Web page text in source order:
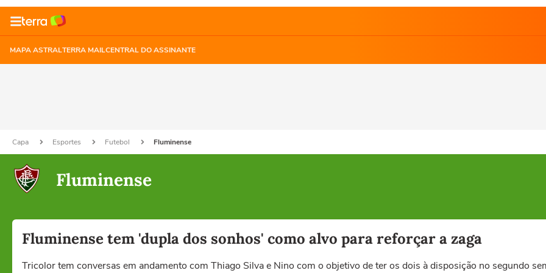
MAPA ASTRALTERRA MAILCENTRAL DO ASSINANTE
Capa Esportes Futebol Fluminense
Fluminense
Fluminense tem 'dupla dos sonhos' como alvo para reforçar a zaga
Tricolor tem conversas em andamento com Thiago Silva e Nino com o objetivo de ter os dois à disposição no segundo